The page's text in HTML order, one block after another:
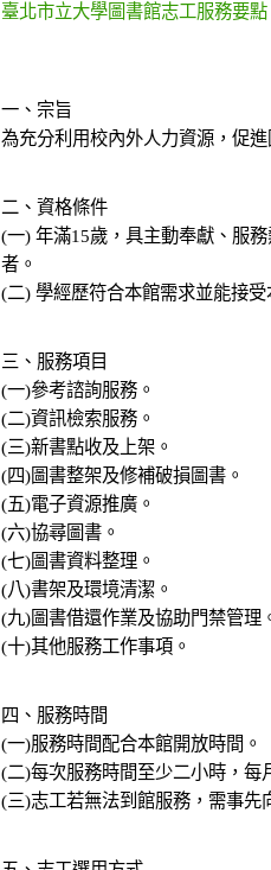
臺北市立大學圖書館志工服務要點
一、宗旨
為充分利用校內外人力資源，促
二、資格條件
(一) 年滿15歲，具主動奉獻、服
者。
(二) 學經歷符合本館需求並能接
三、服務項目
(一)參考諮詢服務。
(二)資訊檢索服務。
(三)新書點收及上架。
(四)圖書整架及修補破損圖書。
(五)電子資源推廣。
(六)協尋圖書。
(七)圖書資料整理。
(八)書架及環境清潔。
(九)圖書借還作業及協助門禁管理
(十)其他服務工作事項。
四、服務時間
(一)服務時間配合本館開放時間。
(二)每次服務時間至少二小時，每
(三)志工若無法到館服務，需事先